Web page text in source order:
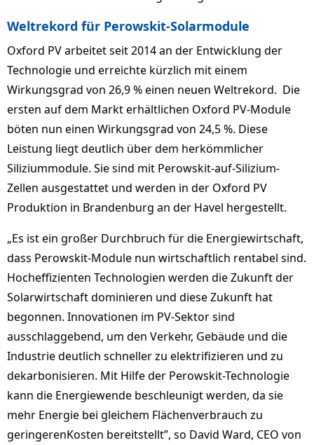
Weltrekord für Perowskit-Solarmodule
Oxford PV arbeitet seit 2014 an der Entwicklung der
Technologie und erreichte kürzlich mit einem
Wirkungsgrad von 26,9 % einen neuen Weltrekord. Die
ersten auf dem Markt erhältlichen Oxford PV-Module
böten nun einen Wirkungsgrad von 24,5 %. Diese
Leistung liegt deutlich über dem herkömmlicher
Siliziummodule. Sie sind mit Perowskit-auf-Silizium-
Zellen ausgestattet und werden in der Oxford PV
Produktion in Brandenburg an der Havel hergestellt.
„Es ist ein großer Durchbruch für die Energiewirtschaft,
dass Perowskit-Module nun wirtschaftlich rentabel sind.
Hocheffizienten Technologien werden die Zukunft der
Solarwirtschaft dominieren und diese Zukunft hat
begonnen. Innovationen im PV-Sektor sind
ausschlaggebend, um den Verkehr, Gebäude und die
Industrie deutlich schneller zu elektrifizieren und zu
dekarbonisieren. Mit Hilfe der Perowskit-Technologie
kann die Energiewende beschleunigt werden, da sie
mehr Energie bei gleichem Flächenverbrauch zu
geringerenKosten bereitstellt”, so David Ward, CEO von